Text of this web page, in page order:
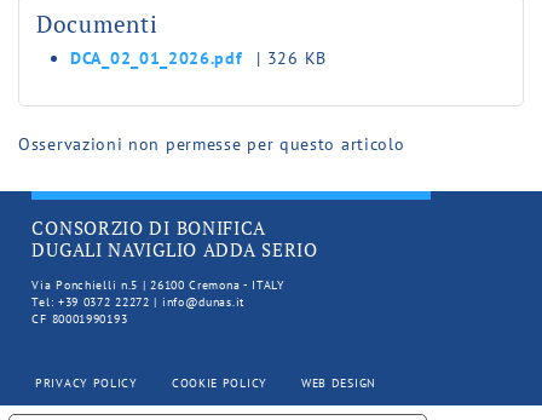
Documenti
DCA_02_01_2026.pdf | 326 KB
Osservazioni non permesse per questo articolo
CONSORZIO DI BONIFICA
DUGALI NAVIGLIO ADDA SERIO
Via Ponchielli n.5 | 26100 Cremona - ITALY
Tel: +39 0372 22272 | info@dunas.it
CF 80001990193
PRIVACY POLICY COOKIE POLICY WEB DESIGN